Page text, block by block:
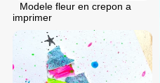
Modele fleur en crepon a
imprimer